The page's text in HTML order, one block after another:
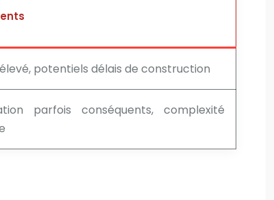
potentiels délais de construction
parfois conséquents, complexité